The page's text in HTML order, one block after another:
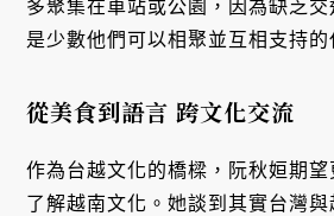
多聚集在車站或公園，因為缺乏
是少數他們可以相聚並互相支持的
從美食到語言 跨文化交流
作為台越文化的橋樑，阮秋姮期望
了解越南文化。她談到其實台灣